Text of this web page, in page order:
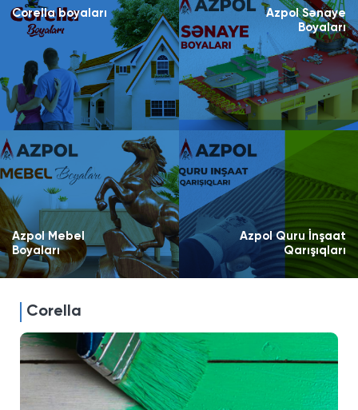
Corella boyaları
Azpol Sənaye
Boyaları
Azpol Mebel
Boyaları
Azpol Quru İnşaat
Qarışıqları
Corella